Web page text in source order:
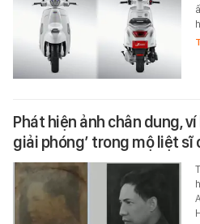
Phát hiện ảnh chân dung,
giải phóng’ trong mộ liệt sĩ